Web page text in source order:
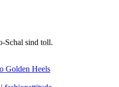
Schal sind toll.
Golden Heels